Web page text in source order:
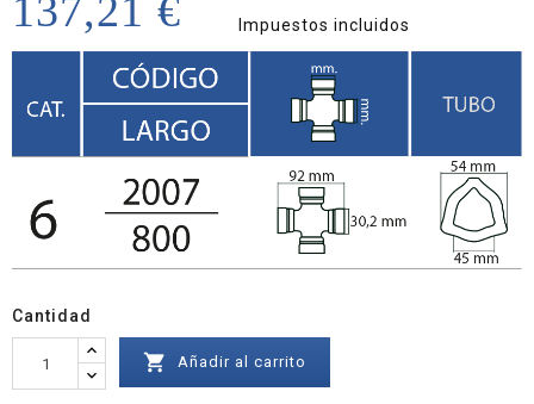
137,21 € Impuestos incluidos
Cantidad
 Añadir al carrito